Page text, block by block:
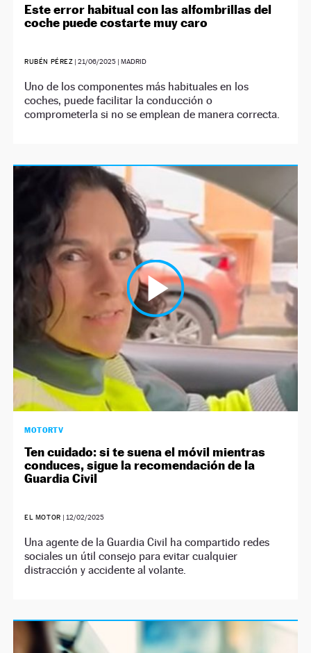
Este error habitual con las alfombrillas del
coche puede costarte muy caro
RUBÉN PÉREZ |21/06/2025 | MADRID
Uno de los componentes más habituales en los
coches, puede facilitar la conducción o
comprometerla si no se emplean de manera correcta.
MOTORTV
Ten cuidado: si te suena el móvil mientras
conduces, sigue la recomendación de la
Guardia Civil
EL MOTOR | 12/02/2025
Una agente de la Guardia Civil ha compartido redes
sociales un útil consejo para evitar cualquier
distracción y accidente al volante.